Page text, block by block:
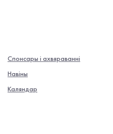
Спонсары і ахвяраванні
Навiны
Каляндар